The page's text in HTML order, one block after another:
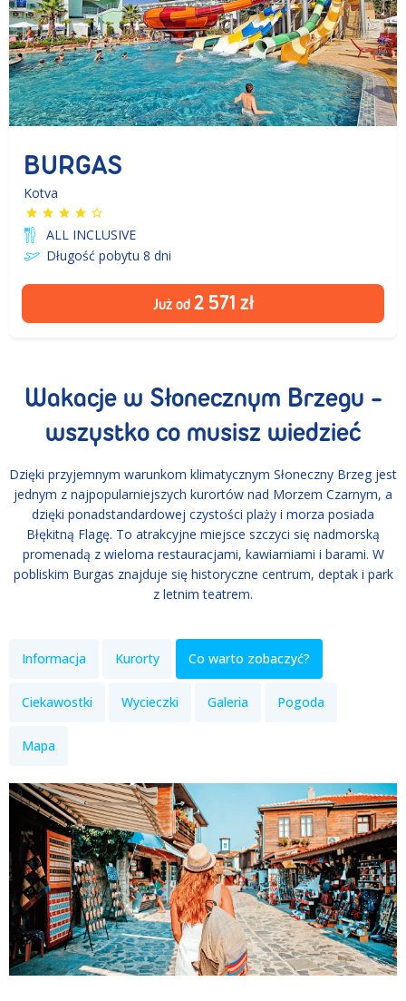
BURGAS
Kotva
ALL INCLUSIVE
Długość pobytu 8 dni
Już od 2 571 zł
Wakacje w Słonecznym Brzegu -
wszystko co musisz wiedzieć
Dzięki przyjemnym warunkom klimatycznym Słoneczny Brzeg jest
jednym z najpopularniejszych kurortów nad Morzem Czarnym, a
dzięki ponadstandardowej czystości plaży i morza posiada
Błękitną Flagę. To atrakcyjne miejsce szczyci się nadmorską
promenadą z wieloma restauracjami, kawiarniami i barami. W
pobliskim Burgas znajduje się historyczne centrum, deptak i park
z letnim teatrem.
Informacja Kurorty Co warto zobaczyć?
Ciekawostki Wycieczki Galeria Pogoda
Mapa